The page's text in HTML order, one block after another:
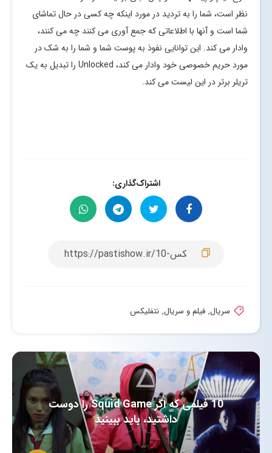
نظر است، شما را به تردید در مورد اینکه چه کسی در حال تماشای
شما است و آنها با اطلاعاتی که جمع آوری می کنند چه می کنند،
وادار می کند. این توانایی نفوذ به پوست شما و شما را به شک در
مورد حریم خصوصی خود وادار می کند، Unlocked را تبدیل به یک
تریلر برتر در این لیست می کند.
اشتراک‌گذاری:
سریال, فیلم و سریال, نتفلیکس
10 فیلمی که اگر Squid Game را دوست
داشتید، باید ببینید